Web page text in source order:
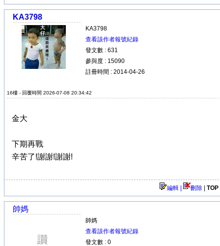
KA3798
KA3798
查看該作者報號紀錄
發文數 : 631
參與度 : 15090
註冊時間 : 2014-04-26
16樓 - 回覆時間 2026-07-08 20:34:42
金大
下期再戰
辛苦了!謝謝!謝謝!
編輯 | 刪除 TOP
帥媽
帥媽
查看該作者報號紀錄
發文數 : 0